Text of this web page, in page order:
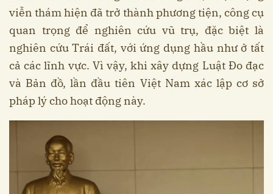
viễn thám hiện đã trở thành phương tiện, công cụ
quan trọng để nghiên cứu vũ trụ, đặc biệt là
nghiên cứu Trái đất, với ứng dụng hầu như ở tất
cả các lĩnh vực. Vì vậy, khi xây dựng Luật Đo đạc
và Bản đồ, lần đầu tiên Việt Nam xác lập cơ sở
pháp lý cho hoạt động này.